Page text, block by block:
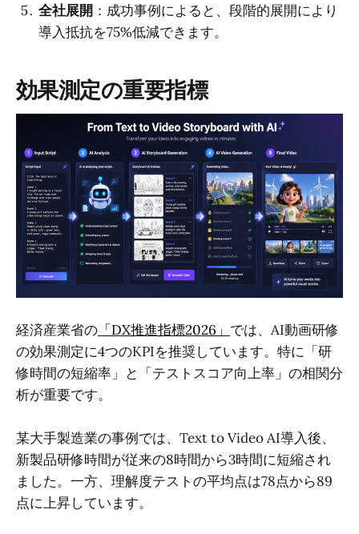
全社展開 ：成功事例によると、段階的展開により
導入抵抗を75%低減できます。
効果測定の重要指標
経済産業省の 「DX推進指標2026」 では、AI動画研修
の効果測定に4つのKPIを推奨しています。特に「研
修時間の短縮率」と「テストスコア向上率」の相関分
析が重要です。
某大手製造業の事例では、Text to Video AI導入後、
新製品研修時間が従来の8時間から3時間に短縮され
ました。一方、理解度テストの平均点は78点から89
点に上昇しています。